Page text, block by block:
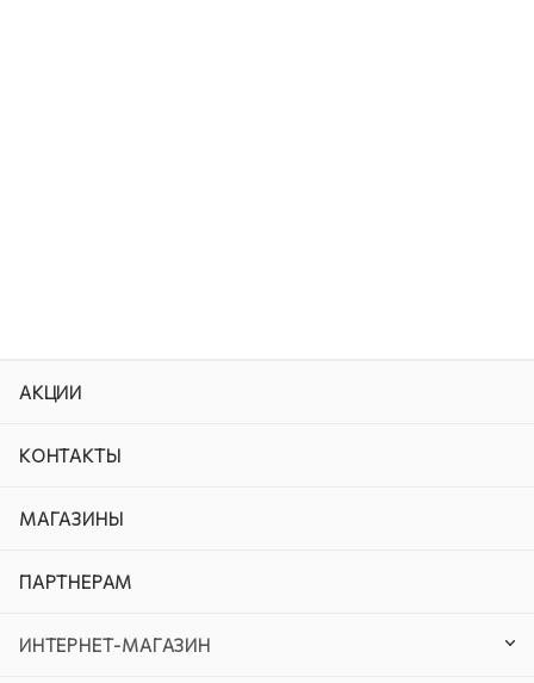
АКЦИИ
КОНТАКТЫ
МАГАЗИНЫ
ПАРТНЕРАМ
ИНТЕРНЕТ-МАГАЗИН